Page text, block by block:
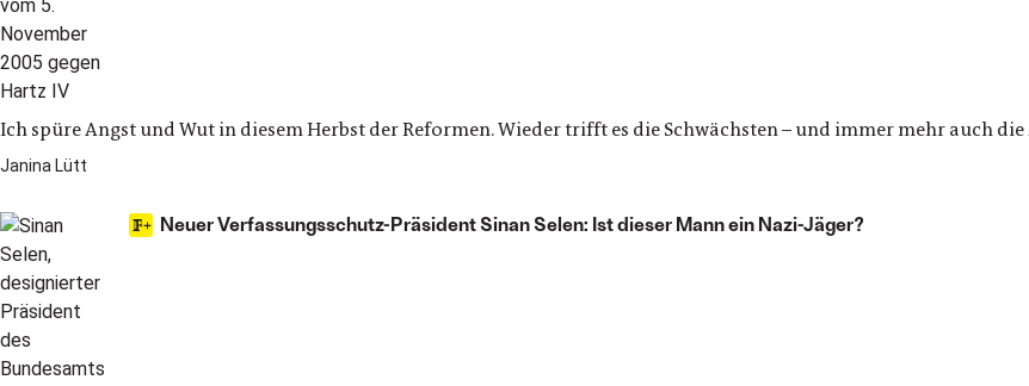
Ich spüre Angst und Wut in diesem Herbst der Reformen. Wieder trifft es die Schwächsten – und immer mehr auch
Janina Lütt
Neuer Verfassungsschutz-Präsident Sinan Selen: Ist dieser Mann ein Nazi-Jäger?